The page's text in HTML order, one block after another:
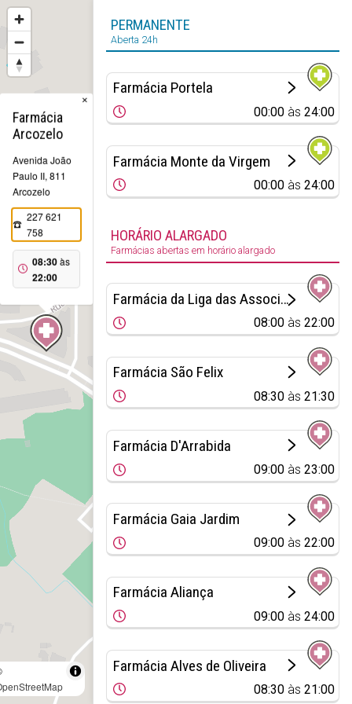
Farmácia
Arcozelo
Avenida João
Paulo II, 811
Arcozelo
227 621
758
08:30às
22:00
×
PERMANENTE
Aberta 24h
Farmácia Portela
00:00 às24:00
Farmácia Monte da Virgem
00:00 às24:00
HORÁRIO ALARGADO
Farmácias abertas em horário alargado
Farmácia da Liga das Associações de Socorros Mútuos
08:00 às22:00
Farmácia São Felix
08:30 às21:30
Farmácia D'Arrabida
09:00 às23:00
Farmácia Gaia Jardim
09:00 às22:00
Farmácia Aliança
09:00 às24:00
Farmácia Alves de Oliveira
08:30 às21:00